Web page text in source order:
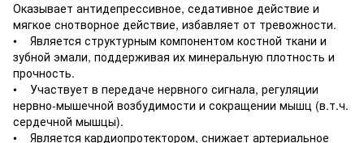
Оказывает антидепрессивное, седативное действие и
мягкое снотворное действие, избавляет от тревожности.
• Является структурным компонентом костной ткани и
зубной эмали, поддерживая их минеральную плотность и
прочность.
• Участвует в передаче нервного сигнала, регуляции
нервно-мышечной возбудимости и сокращении мышц (в.т.ч.
сердечной мышцы).
• Является кардиопротектором, снижает артериальное